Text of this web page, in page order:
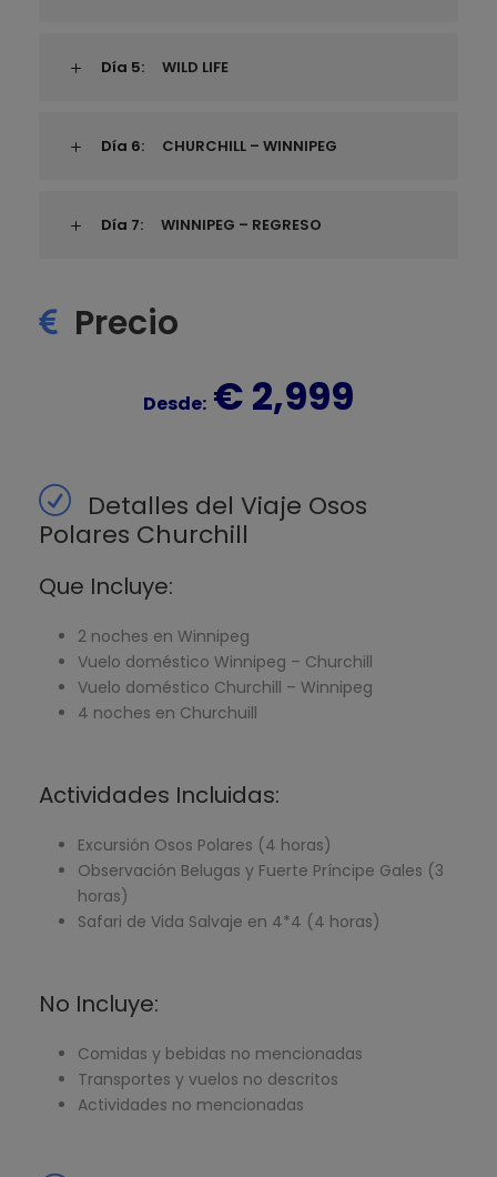
Día 5: WILD LIFE
Día 6: CHURCHILL – WINNIPEG
Día 7: WINNIPEG – REGRESO
Precio
Desde: € 2,999
Detalles del Viaje Osos
Polares Churchill
Que Incluye:
2 noches en Winnipeg
Vuelo doméstico Winnipeg – Churchill
Vuelo doméstico Churchill – Winnipeg
4 noches en Churchuill
Actividades Incluidas:
Excursión Osos Polares (4 horas)
Observación Belugas y Fuerte Príncipe Gales (3
horas)
Safari de Vida Salvaje en 4*4 (4 horas)
No Incluye:
Comidas y bebidas no mencionadas
Transportes y vuelos no descritos
Actividades no mencionadas